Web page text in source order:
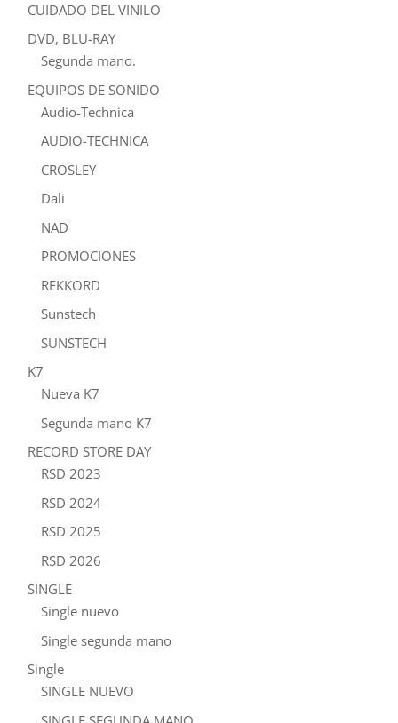
CUIDADO DEL VINILO
DVD, BLU-RAY
Segunda mano.
EQUIPOS DE SONIDO
Audio-Technica
AUDIO-TECHNICA
CROSLEY
Dali
NAD
PROMOCIONES
REKKORD
Sunstech
SUNSTECH
K7
Nueva K7
Segunda mano K7
RECORD STORE DAY
RSD 2023
RSD 2024
RSD 2025
RSD 2026
SINGLE
Single nuevo
Single segunda mano
Single
SINGLE NUEVO